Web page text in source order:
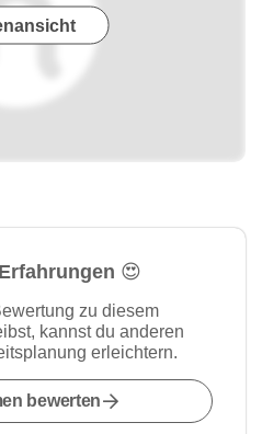
😍
zu diesem
kannst du anderen
erleichtern.
bewerten